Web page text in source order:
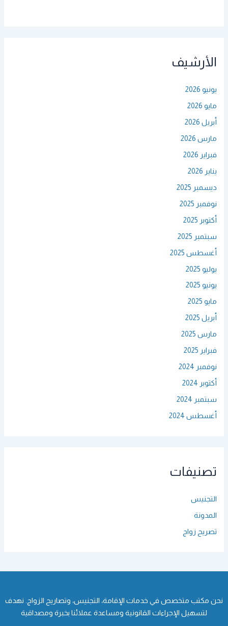
الأرشيف
يونيو 2026
مايو 2026
أبريل 2026
مارس 2026
فبراير 2026
يناير 2026
ديسمبر 2025
نوفمبر 2025
أكتوبر 2025
سبتمبر 2025
أغسطس 2025
يوليو 2025
يونيو 2025
مايو 2025
أبريل 2025
مارس 2025
فبراير 2025
نوفمبر 2024
أكتوبر 2024
سبتمبر 2024
أغسطس 2024
تصنيفات
التجنيس
المدونة
تصريح زواج
نحن مكتب متخصص في خدمات الإقامة، التجنيس، وتصاريح الزواج. نهدف
لتسهيل الإجراءات القانونية ومساعدة عملائنا بخبرة ومصداقية